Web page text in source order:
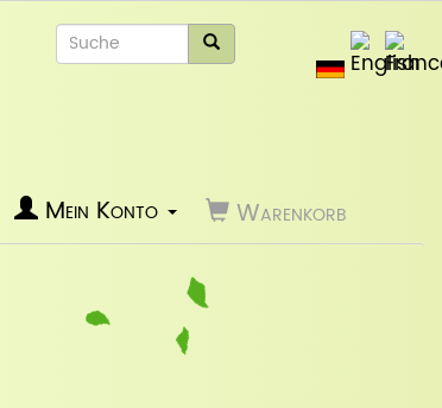
Warenkorb
Mein Konto